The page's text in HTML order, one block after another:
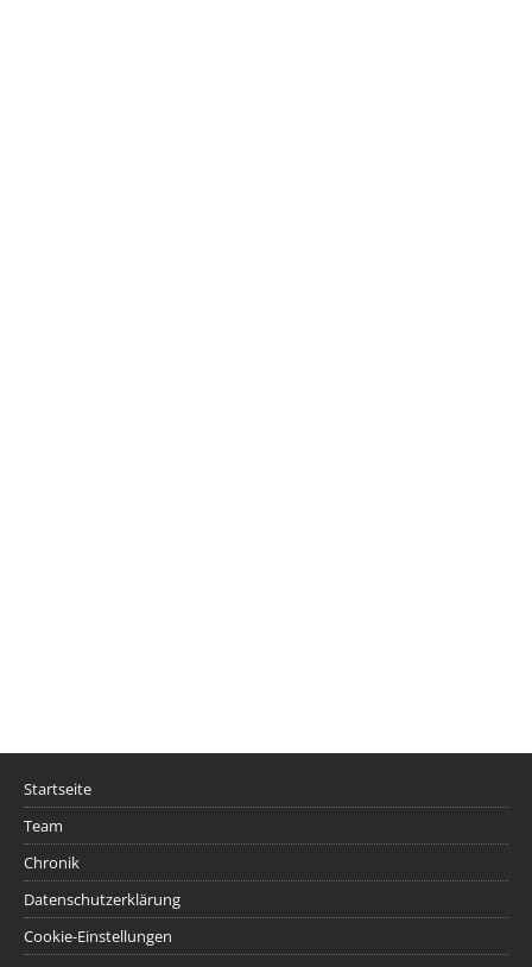
Startseite
Team
Chronik
Datenschutzerklärung
Cookie-Einstellungen